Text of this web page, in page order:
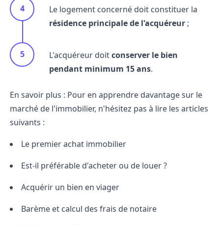
Le logement concerné doit constituer la
résidence principale de l'acquéreur ;
L'acquéreur doitconserver le bien
pendant minimum 15 ans.
En savoir plus : Pour en apprendre davantage sur le
marché de l'immobilier, n'hésitez pas à lire les articles
suivants :
Le premier achat immobilier
Est-il préférable d'acheter ou de louer?
Acquérir un bien en viager
Barème et calcul des frais de notaire